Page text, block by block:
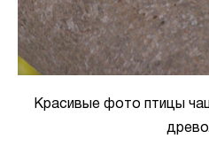
Красивые фото птицы